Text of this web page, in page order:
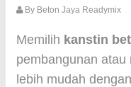
By Beton Jaya Readymix
Memilih kanstin
pembangunan atau
lebih mudah